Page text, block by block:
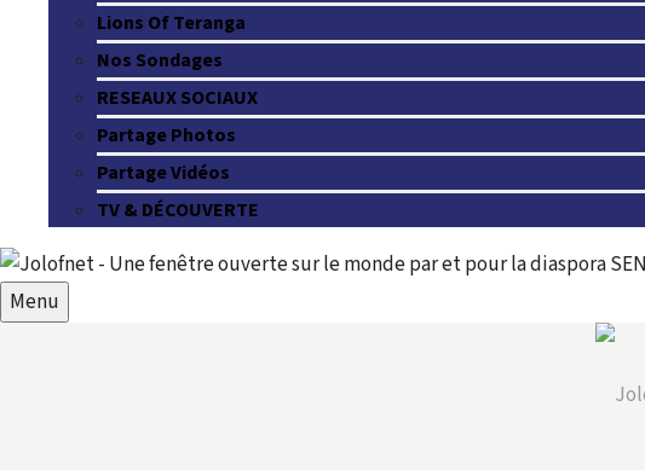
Lions Of Teranga
Nos Sondages
RESEAUX SOCIAUX
Partage Photos
Partage Vidéos
TV & DÉCOUVERTE
Menu